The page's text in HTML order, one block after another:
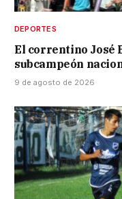
DEPORTES
El correntino José
subcampeón
9 de agosto de 2026